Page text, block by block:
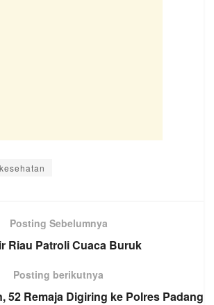
kesehatan
Posting Sebelumnya
Riau Patroli Cuaca Buruk
Posting berikutnya
52 Remaja Digiring ke Polres Padang